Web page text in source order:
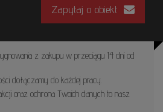
Zapytaj o obiekt
z zakupu w przeciągu 14 dni od
dołączamy do każdej pracy.
oraz ochrona Twoich danych to nasz